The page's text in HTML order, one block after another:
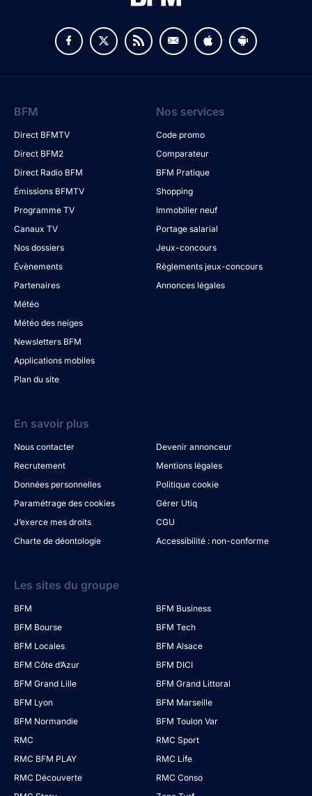
v
BFM
Direct BFMTV
Direct BFM2
Direct Radio BFM
Émissions BFMTV
Programme TV
Canaux TV
Nos dossiers
Évènements
Partenaires
Météo
Météo des neiges
Newsletters BFM
Applications mobiles
Plan du site
Nos services
Code promo
Comparateur
BFM Pratique
Shopping
Immobilier neuf
Portage salarial
Jeux-concours
Règlements jeux-concours
Annonces légales
En savoir plus
Nous contacter
Devenir annonceur
Recrutement
Mentions légales
Données personnelles
Politique cookie
Paramétrage des cookies
Gérer Utiq
J’exerce mes droits
CGU
Charte de déontologie
Accessibilité : non-conforme
Les sites du groupe
BFM
BFM Business
BFM Bourse
BFM Tech
BFM Locales
BFM Alsace
BFM Côte d’Azur
BFM DICI
BFM Grand Lille
BFM Grand Littoral
BFM Lyon
BFM Marseille
BFM Normandie
BFM Toulon Var
RMC
RMC Sport
RMC BFM PLAY
RMC Life
RMC Découverte
RMC Conso